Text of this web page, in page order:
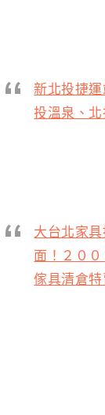
新北投捷
投溫泉、
大台北家
面！２０
傢具清倉